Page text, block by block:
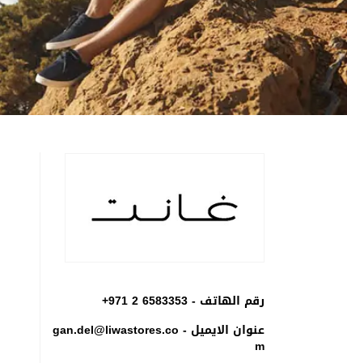
رقم الهاتف -+971 2 6583353
عنوان الايميل - gan.del@liwastores.co
m